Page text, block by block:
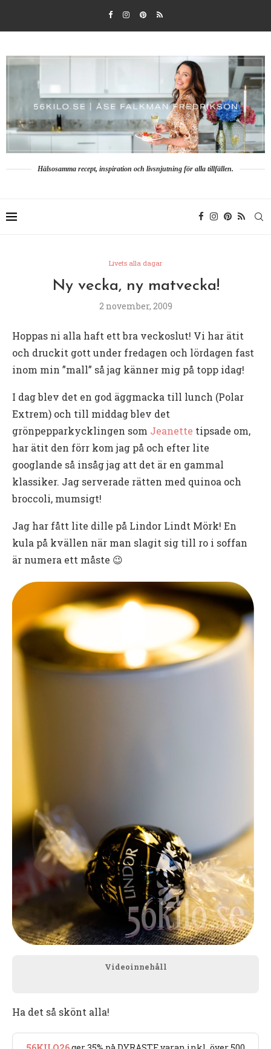
Hälsosamma recept, inspiration och livsnjutning för alla tillfällen.
Livets alla dagar
Ny vecka, ny matvecka!
2 november, 2009
Hoppas ni alla haft ett bra veckoslut! Vi har ätit
och druckit gott under fredagen och lördagen fast
inom min ”mall” så jag känner mig på topp idag!
I dag blev det en god äggmacka till lunch (Polar
Extrem) och till middag blev det
grönpepparkycklingen som Jeanette tipsade om,
har ätit den förr kom jag på och efter lite
googlande så insåg jag att det är en gammal
klassiker. Jag serverade rätten med quinoa och
broccoli, mumsigt!
Jag har fått lite dille på Lindor Lindt Mörk! En
kula på kvällen när man slagit sig till ro i soffan
är numera ett måste 😉
Videoinnehåll
Ha det så skönt alla!